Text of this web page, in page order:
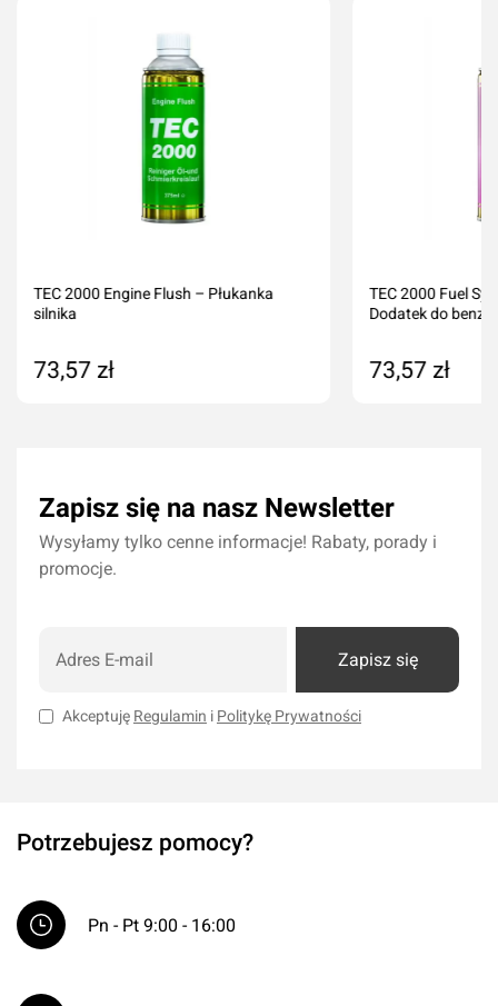
TEC 2000 Engine Flush – Płukanka
silnika
73,57 zł
TEC 2000 Fuel
Dodatek do
73,57 zł
Zapisz się na nasz Newsletter
Wysyłamy tylko cenne informacje! Rabaty, porady i
promocje.
Zapisz się
Akceptuję Regulamin i Politykę Prywatności
Potrzebujesz pomocy?
Pn - Pt 9:00 - 16:00